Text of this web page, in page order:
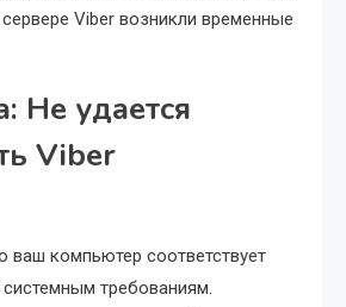
Viber возникли временные
Не удается
Viber
ваш компьютер соответствует
требованиям.